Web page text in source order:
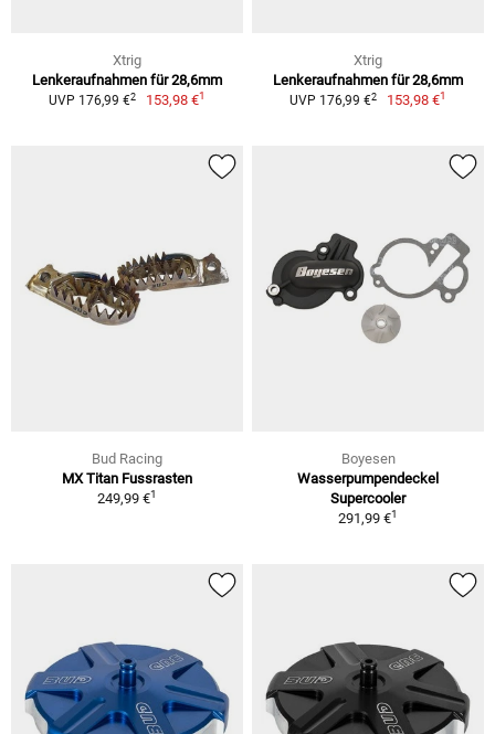
Xtrig
Lenkeraufnahmen für 28,6mm
UVP 176,99 €2 153,98 €1
Xtrig
Lenkeraufnahmen für 28,6mm
UVP 176,99 €2 153,98 €1
Bud Racing
MX Titan Fussrasten
249,99 €1
Boyesen
Wasserpumpendeckel
Supercooler
291,99 €1